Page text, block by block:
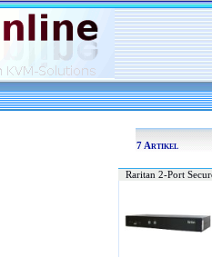
7 Artikel
Raritan 2-Port